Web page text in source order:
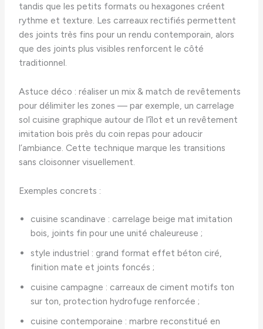
tandis que les petits formats ou hexagones créent
rythme et texture. Les carreaux rectifiés permettent
des joints très fins pour un rendu contemporain, alors
que des joints plus visibles renforcent le côté
traditionnel.
Astuce déco : réaliser un mix & match de revêtements
pour délimiter les zones — par exemple, un carrelage
sol cuisine graphique autour de l’îlot et un revêtement
imitation bois près du coin repas pour adoucir
l’ambiance. Cette technique marque les transitions
sans cloisonner visuellement.
Exemples concrets :
cuisine scandinave : carrelage beige mat imitation
bois, joints fin pour une unité chaleureuse ;
style industriel : grand format effet béton ciré,
finition mate et joints foncés ;
cuisine campagne : carreaux de ciment motifs ton
sur ton, protection hydrofuge renforcée ;
cuisine contemporaine : marbre reconstitué en